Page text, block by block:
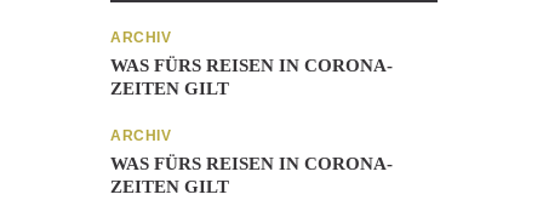
ARCHIV
WAS FÜRS REISEN IN CORONA-
ZEITEN GILT
ARCHIV
WAS FÜRS REISEN IN CORONA-
ZEITEN GILT